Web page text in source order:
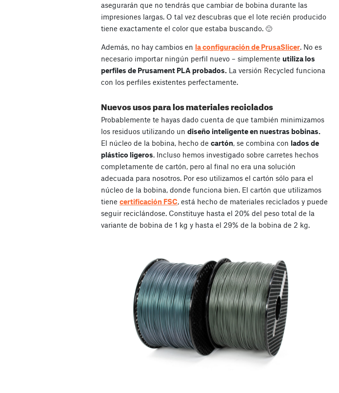
asegurarán que no tendrás que cambiar de bobina durante las
impresiones largas. O tal vez descubras que el lote recién producido
tiene exactamente el color que estaba buscando. 🙂
Además, no hay cambios en la configuración de PrusaSlicer. No es
necesario importar ningún perfil nuevo – simplemente utiliza los
perfiles de Prusament PLA probados. La versión Recycled funciona
con los perfiles existentes perfectamente.
Nuevos usos para los materiales reciclados
Probablemente te hayas dado cuenta de que también minimizamos
los residuos utilizando un diseño inteligente en nuestras bobinas.
El núcleo de la bobina, hecho de cartón, se combina con lados de
plástico ligeros. Incluso hemos investigado sobre carretes hechos
completamente de cartón, pero al final no era una solución
adecuada para nosotros. Por eso utilizamos el cartón sólo para el
núcleo de la bobina, donde funciona bien. El cartón que utilizamos
tiene certificación FSC, está hecho de materiales reciclados y puede
seguir reciclándose. Constituye hasta el 20% del peso total de la
variante de bobina de 1 kg y hasta el 29% de la bobina de 2 kg.